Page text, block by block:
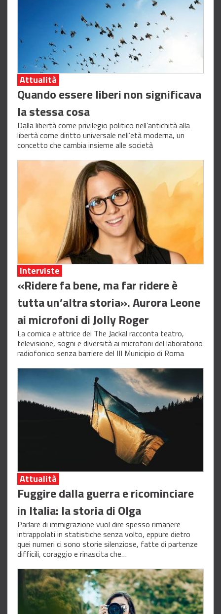
Attualità
Quando essere liberi non significava
la stessa cosa
Dalla libertà come privilegio politico nell’antichità alla
libertà come diritto universale nell’età moderna, un
concetto che cambia insieme alle società
Interviste
«Ridere fa bene, ma far ridere è
tutta un’altra storia». Aurora Leone
ai microfoni di Jolly Roger
La comica e attrice dei The Jackal racconta teatro,
televisione, sogni e diversità ai microfoni del laboratorio
radiofonico senza barriere del III Municipio di Roma
Attualità
Fuggire dalla guerra e ricominciare
in Italia: la storia di Olga
Parlare di immigrazione vuol dire spesso rimanere
intrappolati in statistiche senza volto, eppure dietro
quei numeri ci sono storie silenziose, fatte di partenze
difficili, coraggio e rinascita che…